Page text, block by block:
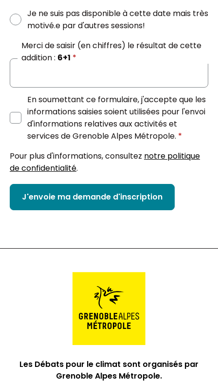
Je ne suis pas disponible à cette date mais très
motivé.e par d'autres sessions!
Merci de saisir (en chiffres) le résultat de cette
addition : 6+1 *
En soumettant ce formulaire, j'accepte que les
informations saisies soient utilisées pour l'envoi
d'informations relatives aux activités et
services de Grenoble Alpes Métropole. *
Pour plus d'informations, consultez notre politique
de confidentialité.
Les Débats pour le climat sont organisés par
Grenoble Alpes Métropole.